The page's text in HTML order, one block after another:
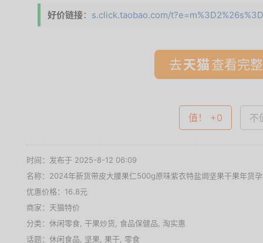
好价链接： s.click.taobao.com/
去 查看完
值！ +0 不
时间：发布于 2025-8-12 06:09
名称： 2024年新货带皮大腰果仁500g原味紫衣特盐焗坚果干果年货
优惠价格： 16.8元
商家： 天猫特价
分类： 休闲零食 干果炒货 食品保健品
淘实惠
话题： 休闲食品 坚果 果干 零食